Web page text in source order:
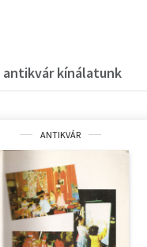
antikvár kínálatunk
ANTIKVÁR